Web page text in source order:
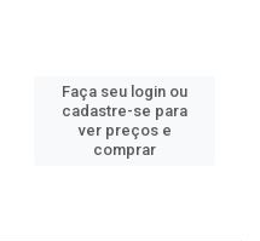
Faça seu login ou
cadastre-se para
ver preços e
comprar